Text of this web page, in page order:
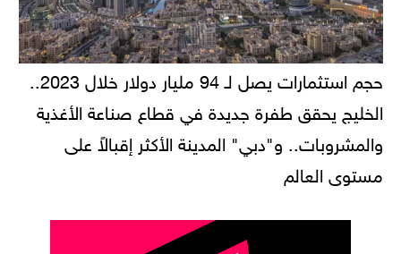
حجم استثمارات يصل لـ 94 مليار دولار خلال 2023..
الخليج يحقق طفرة جديدة في قطاع صناعة الأغذية
والمشروبات.. و"دبي" المدينة الأكثر إقبالاً على
مستوى العالم